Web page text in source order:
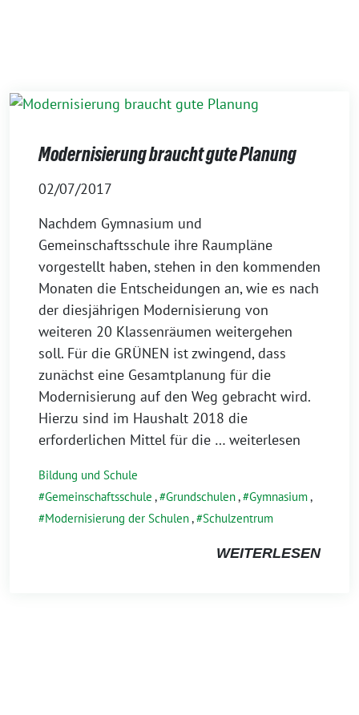
Modernisierung braucht gute Planung
02/07/2017
Nachdem Gymnasium und
Gemeinschaftsschule ihre Raumpläne
vorgestellt haben, stehen in den kommenden
Monaten die Entscheidungen an, wie es nach
der diesjährigen Modernisierung von
weiteren 20 Klassenräumen weitergehen
soll. Für die GRÜNEN ist zwingend, dass
zunächst eine Gesamtplanung für die
Modernisierung auf den Weg gebracht wird.
Hierzu sind im Haushalt 2018 die
erforderlichen Mittel für die … weiterlesen
Bildung und Schule
Gemeinschaftsschule , Grundschulen, Gymnasium,
Modernisierung der Schulen, Schulzentrum
WEITERLESEN